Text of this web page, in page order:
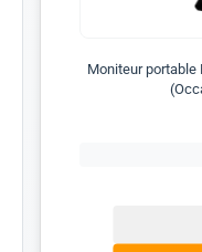
Moniteur portable